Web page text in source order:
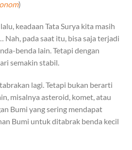
)
keadaan Tata Surya kita masih
Nah, pada saat itu, bisa saja terjadi
benda lain. Tetapi dengan
semakin stabil.
lagi. Tetapi bukan berarti
misalnya asteroid, komet, atau
Bumi yang sering mendapat
Bumi untuk ditabrak benda kecil